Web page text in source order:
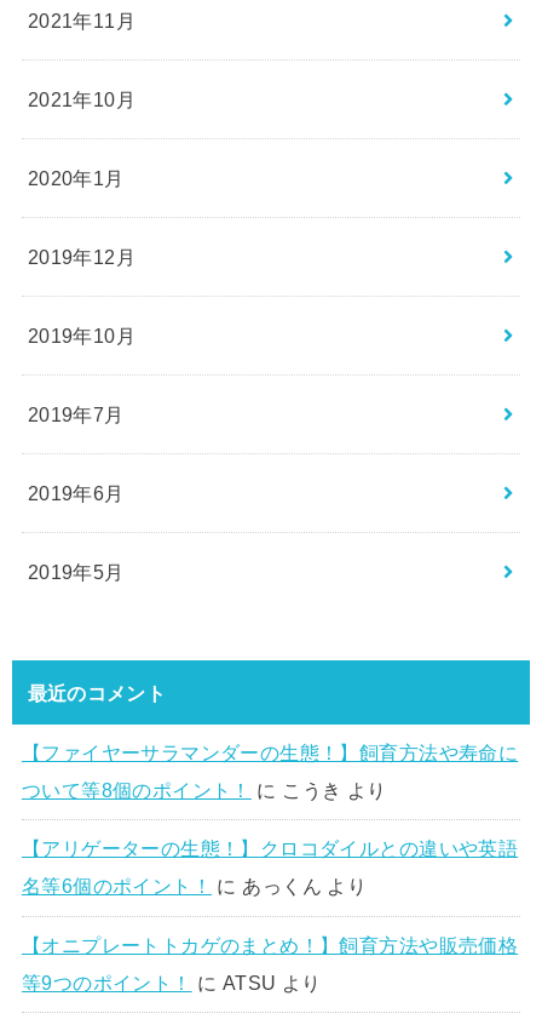
2021年11月
2021年10月
2020年1月
2019年12月
2019年10月
2019年7月
2019年6月
2019年5月
最近のコメント
【ファイヤーサラマンダーの生態！】飼育方法や寿命に
ついて等8個のポイント！
に こうき より
【アリゲーターの生態！】クロコダイルとの違いや英語
名等6個のポイント！
に あっくん より
【オニプレートトカゲのまとめ！】飼育方法や販売価格
等9つのポイント！
に ATSU より